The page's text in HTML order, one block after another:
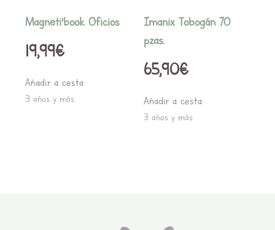
Magneti’book Oficios
19,99€
Añadir a cesta
3 años y más
Imanix Tobogán 70
pzas.
65,90€
Añadir a cesta
3 años y más